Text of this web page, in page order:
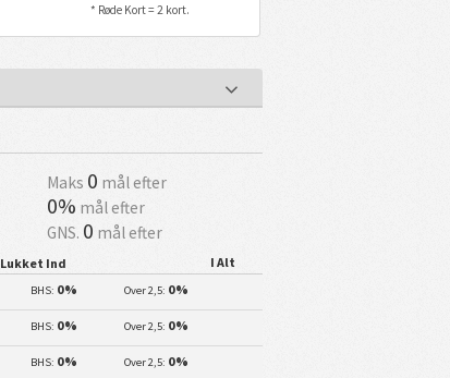
* Røde Kort = 2 kort.
Maks 0 mål efter
0% mål efter
GNS. 0 mål efter
Lukket Ind I Alt
BHS: 0% Over 2,5: 0%
BHS: 0% Over 2,5: 0%
BHS: 0% Over 2,5: 0%